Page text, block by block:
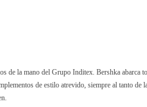
de la mano del Grupo Inditex. Bershka abarca
de estilo atrevido, siempre al tanto de